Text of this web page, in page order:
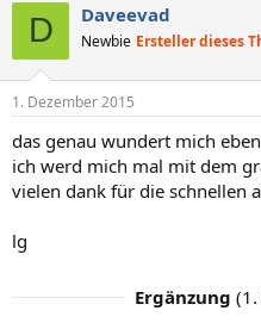
D Daveevad
Newbie Ersteller dieses
1. Dezember 2015
das genau wundert mich
ich werd mich mal mit dem
vielen dank für die schnellen
lg
Ergänzung (